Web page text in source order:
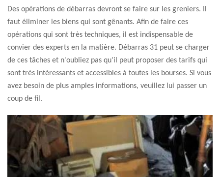
Des opérations de débarras devront se faire sur les greniers. Il
faut éliminer les biens qui sont gênants. Afin de faire ces
opérations qui sont très techniques, il est indispensable de
convier des experts en la matière. Débarras 31 peut se charger
de ces tâches et n'oubliez pas qu'il peut proposer des tarifs qui
sont très intéressants et accessibles à toutes les bourses. Si vous
avez besoin de plus amples informations, veuillez lui passer un
coup de fil.